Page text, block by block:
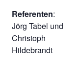
Referenten:
Jörg Tabel und
Christoph
Hildebrandt